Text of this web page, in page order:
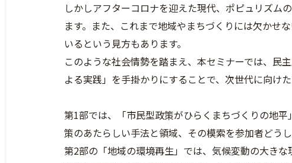
しかしアフターコロナを迎えた現代、ポピュリズム
ます。また、これまで地域やまちづくりには欠かせ
いるという見方もあります。
このような社会情勢を踏まえ、本セミナーでは、民
よる実践」を手掛かりにすることで、次世代に向け
第1部では、「市民型政策がひらくまちづくりの地
策のあたらしい手法と領域、その模索を参加者どう
第2部の「地域の環境再生」では、気候変動の大き